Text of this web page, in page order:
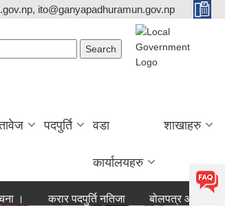
ito@ganyapadhuramun.gov.np
पदपुर्ति वडा
कार्यालयहरु
शाखाहरु
करार पदपुर्ति नतिजा बोलपत्र आह्वान सम्बन्धी